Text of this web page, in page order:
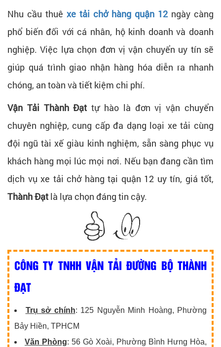
Nhu cầu thuê xe tải chở hàng quận 12 ngày càng
phổ biến đối với cá nhân, hộ kinh doanh và doanh
nghiệp. Việc lựa chọn đơn vị vận chuyển uy tín sẽ
giúp quá trình giao nhận hàng hóa diễn ra nhanh
chóng, an toàn và tiết kiệm chi phí.
Vận Tải Thành Đạt tự hào là đơn vị vận chuyển
chuyên nghiệp, cung cấp đa dạng loại xe tải cùng
đội ngũ tài xế giàu kinh nghiệm, sẵn sàng phục vụ
khách hàng mọi lúc mọi nơi. Nếu bạn đang cần tìm
dịch vụ xe tải chở hàng tại quận 12 uy tín, giá tốt,
Thành Đạt là lựa chọn đáng tin cậy.
CÔNG TY TNHH VẬN TẢI ĐƯỜNG BỘ THÀNH
ĐẠT
Trụ sở chính: 125 Nguyễn Minh Hoàng, Phường
Bảy Hiền, TPHCM
Văn Phòng: 56 Gò Xoài, Phường Bình Hưng Hòa,